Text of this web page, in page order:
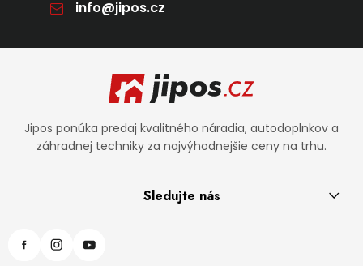
info@jipos.cz
Jipos ponúka predaj kvalitného náradia, autodoplnkov a
záhradnej techniky za najvýhodnejšie ceny na trhu.
Sledujte nás